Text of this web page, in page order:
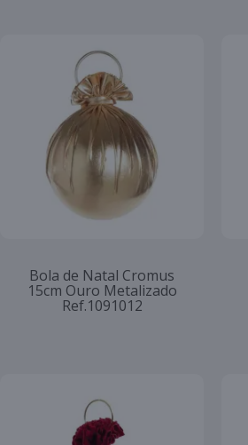
Bola de Natal Cromus
15cm Ouro Metalizado
Ref.1091012